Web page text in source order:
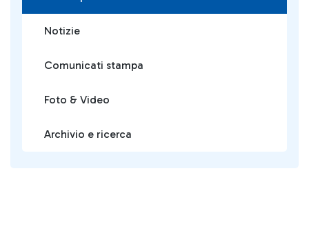
Notizie
Comunicati stampa
Foto & Video
Archivio e ricerca